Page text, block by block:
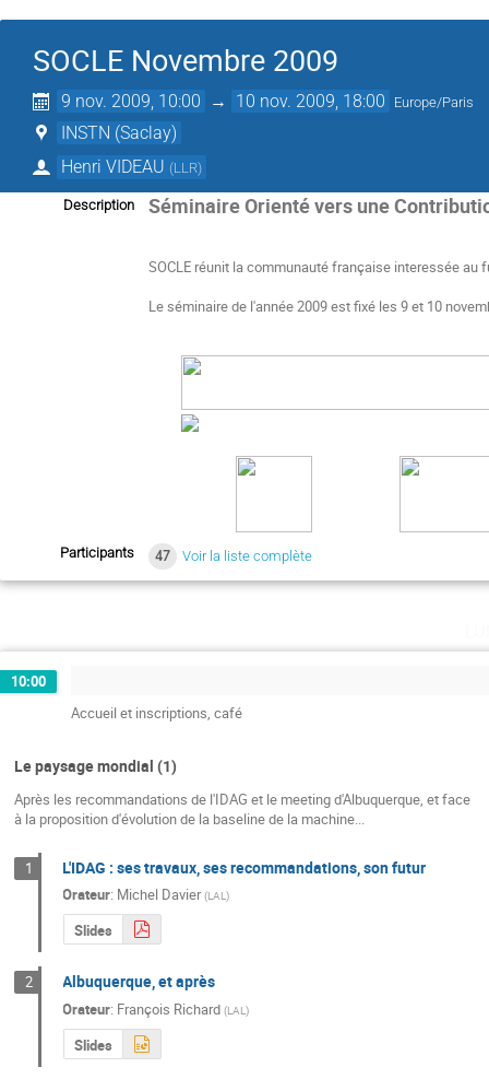
SOCLE Novembre 2009
9 nov. 2009, 10:00 → 10 nov. 2009, 18:00 Europe/Paris
INSTN (Saclay)
Henri VIDEAU (LLR)
Description Séminaire Orienté vers une
SOCLE réunit la communauté française interessée au
Le séminaire de l'année 2009 est fixé les 9 et 10
Participants 47 Voir la liste complète
10:00
Accueil et inscriptions, café
Le paysage mondial (1)
Après les recommandations de l'IDAG et le meeting d'Albuquerque, et face
à la proposition d'évolution de la baseline de la machine...
1 L'IDAG : ses travaux, ses recommandations, son futur
Orateur: Michel Davier (LAL)
Slides
2 Albuquerque, et après
Orateur: François Richard (LAL)
Slides